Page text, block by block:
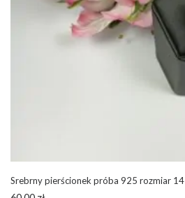
Srebrny pierścionek próba 925 rozmiar 14